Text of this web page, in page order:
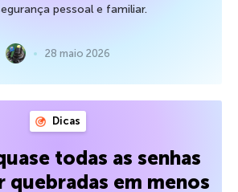
pessoal e familiar.
28 maio 2026
Dicas
todas as senhas
quebradas em menos